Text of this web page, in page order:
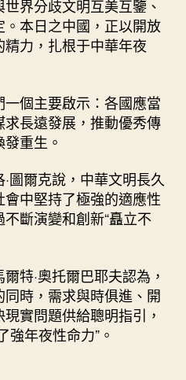
界分歧文明互美互鑒、
本日之中國，正以開放
力，扎根于中華年夜
個主要啟示：各國應當
長遠發展，推動優秀傳
重生。
圖爾克說，中華文明長久
中堅持了極強的適應性
斷演變和創新“矗立不
特·奧托爾巴耶夫認為，
時，需求與時俱進、開
實問題供給聰明指引，
強年夜性命力”。